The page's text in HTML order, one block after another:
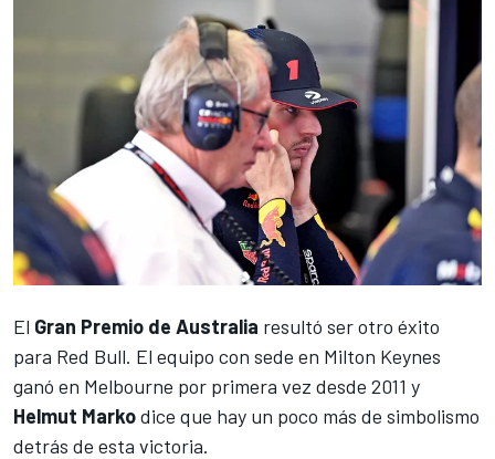
El Gran Premio de Australia resultó ser otro éxito
para Red Bull. El equipo con sede en Milton Keynes
ganó en Melbourne por primera vez desde 2011 y
Helmut Markodice que hay un poco más de simbolismo
detrás de esta victoria.